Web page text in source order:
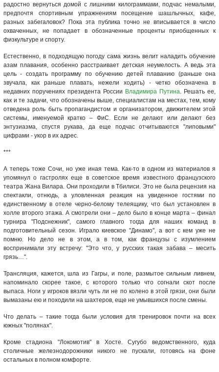
радостно вернуться домой с лишними килограммами, подчас немалыми,
предпочтя спортивным упражнениям посещение шашлычных, кафе,
разных забегаловок? Пока эта публика точно не вписывается в число
охваченных, не попадает в обозначенные проценты приобщенных к
физкультуре и спорту.
Естественно, в подходящую погоду сама жизнь велит наладить обучение
азам плавания, особенно расстраивает детская неумелость. А ведь эта
цель - создать программу по обучению детей плаванию (раньше она
звучала, как раньше плавать, нежели ходить) - четко обозначена в
недавних поручениях президента России Владимира Путина. Решать ее,
как и те задачи, что обозначены выше, специалистам на местах, тем, кому
отведена роль быть пропагандистом и организатором, движителем этой
системы, именуемой кратко – ФиС. Если не делают или делают без
энтузиазма, спустя рукава, да еще подчас отчитываются "липовыми"
цифрами - укор в их адрес.
***
А теперь тоже Сочи, но уже иная тема. Как-то в одном из материалов я
упомянул о гастролях еще в советское время известного французского
театра Жана Вилара. Они проходили в Тбилиси. Это не была рецензия на
спектакли, отнюдь, а уловленная реакция на увиденное гостями по
единственному в отеле черно-белому телеящику, что был установлен в
холле второго этажа. А смотрели они – дело было в конце марта – финал
турнира "Подснежник", самого главного тогда для наших команд в
подготовительный сезон. Играло киевское "Динамо", а вот с кем уже не
помню. Но дело не в этом, а в том, как французы с изумлением
воспринимали эту встречу: "Это что, у русских такая забава – месить
грязь…".
Трансляция, кажется, шла из Гагры, и поле, размытое сильным ливнем,
напоминало скорее такое, с которого только что согнали скот после
выпаса. Ноги у игроков вязли чуть ли не по колено в этой грязи, они были
вымазаны ею и походили на шахтеров, еще не умывшихся после смены.
Что делать – такие тогда были условия для тренировок почти на всех
южных "полянах".
Кроме стадиона "Локомотив" в Хосте. Сугубо ведомственного, куда
столичные железнодорожники никого не пускали, готовясь на фоне
остальных в полном комфорте.